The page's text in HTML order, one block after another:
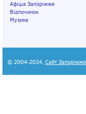
Афіша Запоріжжя
Відпочинок
Музика
© 2004-2024, Сайт Запоріжжя